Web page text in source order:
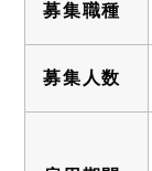
募集職種
募集人数